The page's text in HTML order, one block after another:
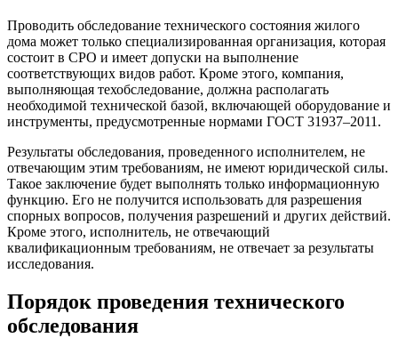
Проводить обследование технического состояния жилого
дома может только специализированная организация, которая
состоит в СРО и имеет допуски на выполнение
соответствующих видов работ. Кроме этого, компания,
выполняющая техобследование, должна располагать
необходимой технической базой, включающей оборудование и
инструменты, предусмотренные нормами ГОСТ 31937–2011.
Результаты обследования, проведенного исполнителем, не
отвечающим этим требованиям, не имеют юридической силы.
Такое заключение будет выполнять только информационную
функцию. Его не получится использовать для разрешения
спорных вопросов, получения разрешений и других действий.
Кроме этого, исполнитель, не отвечающий
квалификационным требованиям, не отвечает за результаты
исследования.
Порядок проведения технического
обследования